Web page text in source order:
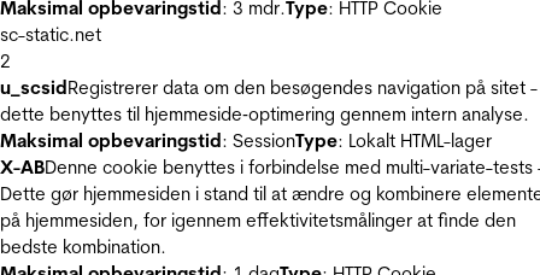
Maksimal opbevaringstid: 3 mdr.Type: HTTP Cookie
sc-static.net
2
u_scsidRegistrerer data om den besøgendes navigation på sitet -
dette benyttes til hjemmeside‐optimering gennem intern analyse.
Maksimal opbevaringstid: SessionType: Lokalt HTML-lager
X-ABDenne cookie benyttes i forbindelse med multi-variate-tests
Dette gør hjemmesiden i stand til at ændre og kombinere
på hjemmesiden, for igennem effektivitetsmålinger at finde den
bedste kombination.